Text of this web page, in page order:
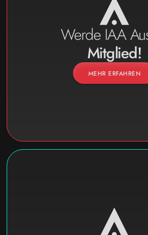
Werde IAA
Mitglied!
MEHR ERFAHREN